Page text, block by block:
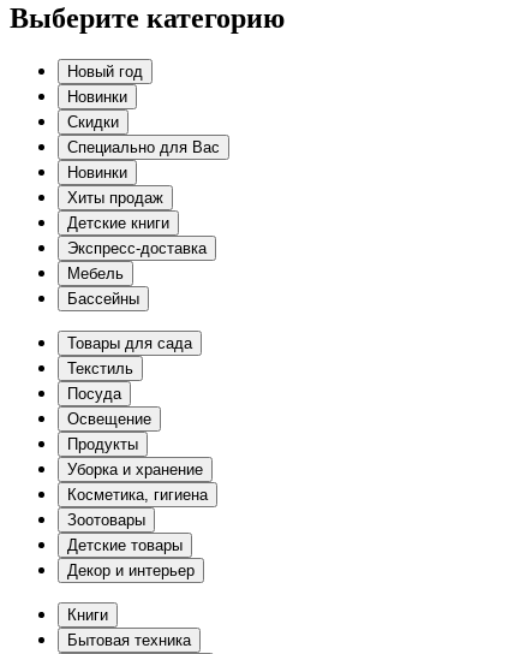
Выберите категорию
Новый год
Новинки
Скидки
Специально для Вас
Новинки
Хиты продаж
Детские книги
Экспресс-доставка
Мебель
Бассейны
Товары для сада
Текстиль
Посуда
Освещение
Продукты
Уборка и хранение
Косметика, гигиена
Зоотовары
Детские товары
Декор и интерьер
Книги
Бытовая техника